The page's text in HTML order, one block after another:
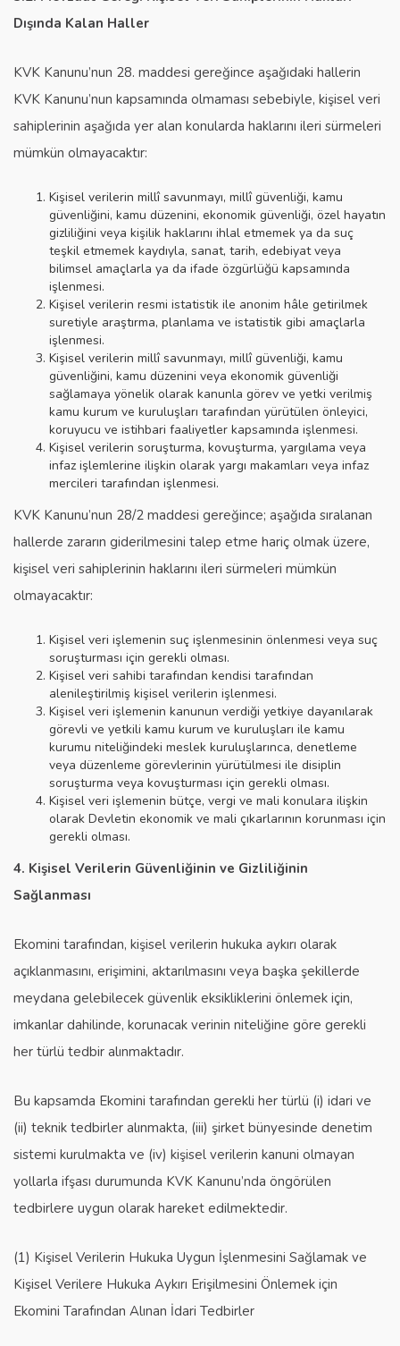
Dışında Kalan Haller
KVK Kanunu’nun 28. maddesi gereğince aşağıdaki hallerin
KVK Kanunu’nun kapsamında olmaması sebebiyle, kişisel veri
sahiplerinin aşağıda yer alan konularda haklarını ileri sürmeleri
mümkün olmayacaktır:
Kişisel verilerin millî savunmayı, millî güvenliği, kamu
güvenliğini, kamu düzenini, ekonomik güvenliği, özel hayatın
gizliliğini veya kişilik haklarını ihlal etmemek ya da suç
teşkil etmemek kaydıyla, sanat, tarih, edebiyat veya
bilimsel amaçlarla ya da ifade özgürlüğü kapsamında
işlenmesi.
Kişisel verilerin resmi istatistik ile anonim hâle getirilmek
suretiyle araştırma, planlama ve istatistik gibi amaçlarla
işlenmesi.
Kişisel verilerin millî savunmayı, millî güvenliği, kamu
güvenliğini, kamu düzenini veya ekonomik güvenliği
sağlamaya yönelik olarak kanunla görev ve yetki verilmiş
kamu kurum ve kuruluşları tarafından yürütülen önleyici,
koruyucu ve istihbari faaliyetler kapsamında işlenmesi.
Kişisel verilerin soruşturma, kovuşturma, yargılama veya
infaz işlemlerine ilişkin olarak yargı makamları veya infaz
mercileri tarafından işlenmesi.
KVK Kanunu’nun 28/2 maddesi gereğince; aşağıda sıralanan
hallerde zararın giderilmesini talep etme hariç olmak üzere,
kişisel veri sahiplerinin haklarını ileri sürmeleri mümkün
olmayacaktır:
Kişisel veri işlemenin suç işlenmesinin önlenmesi veya suç
soruşturması için gerekli olması.
Kişisel veri sahibi tarafından kendisi tarafından
alenileştirilmiş kişisel verilerin işlenmesi.
Kişisel veri işlemenin kanunun verdiği yetkiye dayanılarak
görevli ve yetkili kamu kurum ve kuruluşları ile kamu
kurumu niteliğindeki meslek kuruluşlarınca, denetleme
veya düzenleme görevlerinin yürütülmesi ile disiplin
soruşturma veya kovuşturması için gerekli olması.
Kişisel veri işlemenin bütçe, vergi ve mali konulara ilişkin
olarak Devletin ekonomik ve mali çıkarlarının korunması için
gerekli olması.
4. Kişisel Verilerin Güvenliğinin ve Gizliliğinin
Sağlanması
Ekomini tarafından, kişisel verilerin hukuka aykırı olarak
açıklanmasını, erişimini, aktarılmasını veya başka şekillerde
meydana gelebilecek güvenlik eksikliklerini önlemek için,
imkanlar dahilinde, korunacak verinin niteliğine göre gerekli
her türlü tedbir alınmaktadır.
Bu kapsamda Ekomini tarafından gerekli her türlü (i) idari ve
(ii) teknik tedbirler alınmakta, (iii) şirket bünyesinde denetim
sistemi kurulmakta ve (iv) kişisel verilerin kanuni olmayan
yollarla ifşası durumunda KVK Kanunu’nda öngörülen
tedbirlere uygun olarak hareket edilmektedir.
(1) Kişisel Verilerin Hukuka Uygun İşlenmesini Sağlamak ve
Kişisel Verilere Hukuka Aykırı Erişilmesini Önlemek için
Ekomini Tarafından Alınan İdari Tedbirler